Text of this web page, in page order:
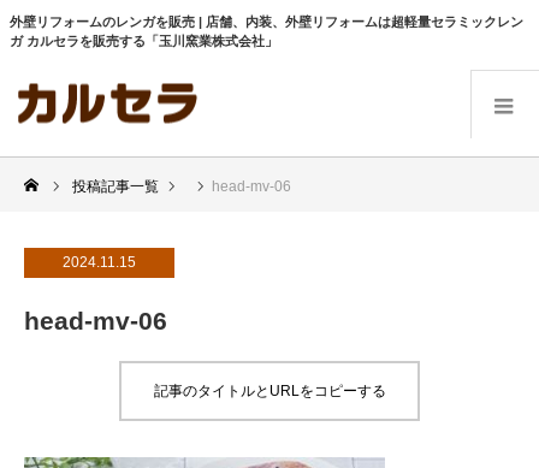
外壁リフォームのレンガを販売 | 店舗、内装、外壁リフォームは超軽量セラミックレン
ガ カルセラを販売する「玉川窯業株式会社」
投稿記事一覧 head-mv-06
2024.11.15
head-mv-06
記事のタイトルとURLをコピーする